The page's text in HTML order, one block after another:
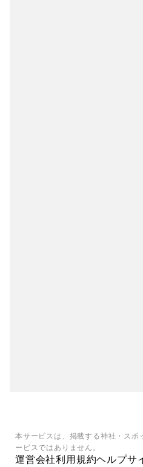
本サービスは、掲載する神社・スポ
ービスではありません。
運営会社利用規約ヘルプサ